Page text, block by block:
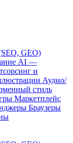
GEO)
AI —
и
Аудио/
стиль
Маркетплейс
Браузеры